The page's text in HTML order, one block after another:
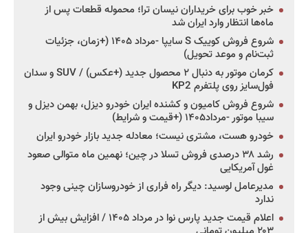
خبر خوب برای خریداران نیسان ترا؛ محموله قطعات پس از
ماه‌ها انتظار وارد ایران شد
شروع فروش کوییک S سایپا -مرداد ۱۴۰۵ (+زمان، جزئیات
ثبت‌نام و موعد تحویل)
کرمان موتور به دنبال ۲ محصول جدید (+عکس) / SUV و سدان
فول‌سایز روی پلتفرم KP2
شروع فروش کامیون و کشنده ایران خودرو دیزل، بهمن دیزل و
سیبا موتور -مرداد۱۴۰۵ (+قیمت و شرایط)
خودرو هست، مشتری نیست؛ معادله جدید بازار خودرو ایران
رشد ۳۸ درصدی فروش تسلا در چین؛ نهمین ماه متوالی صعود
غول آمریکایی
مدیرعامل لوسید: دیگر راه فراری از خودروسازان چینی وجود
ندارد
اعلام قیمت جدید پارس نوا در مرداد ۱۴۰۵ / افزایش بیش از